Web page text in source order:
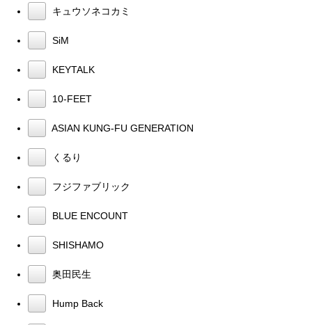
キュウソネコカミ
SiM
KEYTALK
10-FEET
ASIAN KUNG-FU GENERATION
くるり
フジファブリック
BLUE ENCOUNT
SHISHAMO
奥田民生
Hump Back